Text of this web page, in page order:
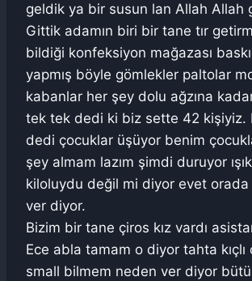
geldik ya bir susun lan Allah Allah
Gittik adamın biri bir tane tır
bildiği konfeksiyon mağazası
yapmış böyle gömlekler paltolar
kabanlar her şey dolu ağzına
tek tek dedi ki biz sette 42 kişiyiz.
dedi çocuklar üşüyor benim
şey almam lazım şimdi duruyor
kiloluydu değil mi diyor evet
ver diyor.
Bizim bir tane çiros kız vardı
Ece abla tamam o diyor tahta kıçlı
small bilmem neden ver diyor